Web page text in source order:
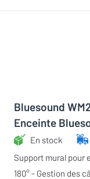
Bluesound
Enceinte
En stock
Support mural pour
180° - Gestion des